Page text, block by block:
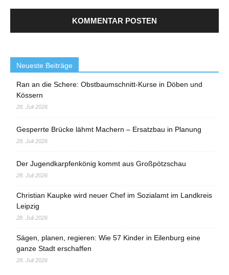
Neueste Beiträge
Ran an die Schere: Obstbaumschnitt-Kurse in Döben und
Kössern
28. Juli 2026
Gesperrte Brücke lähmt Machern – Ersatzbau in Planung
28. Juli 2026
Der Jugendkarpfenkönig kommt aus Großpötzschau
28. Juli 2026
Christian Kaupke wird neuer Chef im Sozialamt im Landkreis
Leipzig
28. Juli 2026
Sägen, planen, regieren: Wie 57 Kinder in Eilenburg eine
ganze Stadt erschaffen
28. Juli 2026